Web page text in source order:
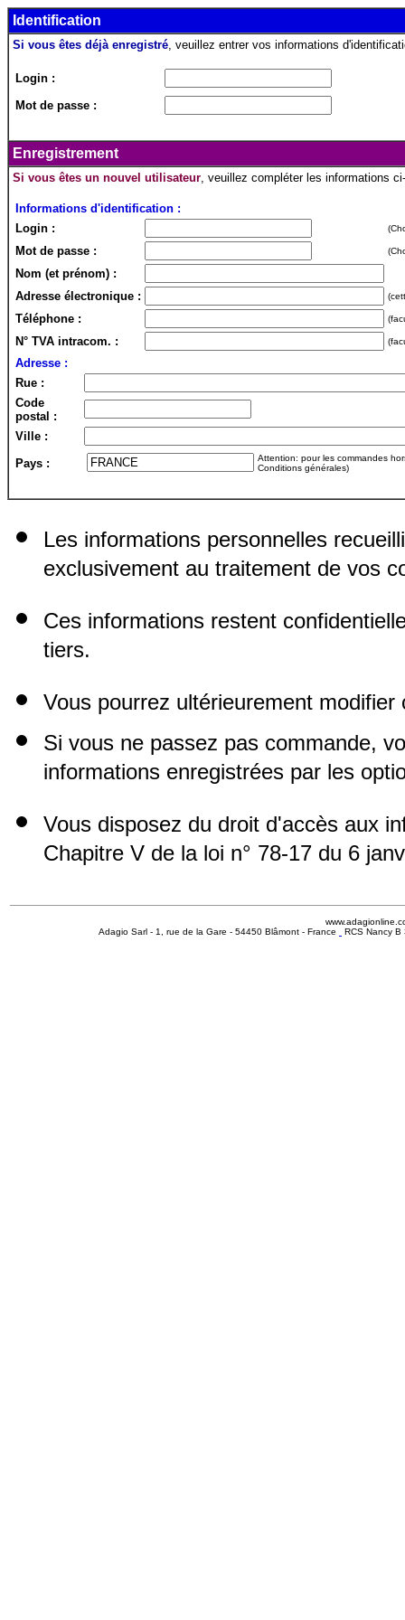
Identification
Si vous êtes déjà enregistré, veuillez entrer vos informations
Login :
Mot de passe :
Enregistrement
Si vous êtes un nouvel utilisateur, veuillez compléter les informations
Informations d'identification :
Login :
Mot de passe :
Nom (et prénom) :
Adresse électronique :
Téléphone :
N° TVA intracom. :
Adresse :
Rue :
Code
postal :
Ville :
Pays :
Attention: pour les commandes
Conditions générales)
Les informations personnelles
exclusivement au traitement de vos
Ces informations restent
tiers.
Vous pourrez ultérieurement
Si vous ne passez pas commande,
informations enregistrées par les
Vous disposez du droit d'accès aux
Chapitre V de la loi n° 78-17 du 6
Adagio Sarl - 1, rue de la Gare - 54450 Blâmont - France
RCS Nancy B